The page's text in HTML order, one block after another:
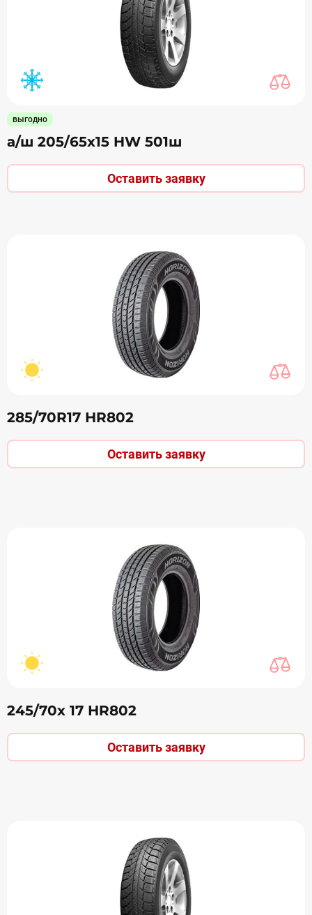
выгодно
а/ш 205/65х15 HW 501ш
Оставить заявку
285/70R17 НR802
Оставить заявку
245/70х 17 НR802
Оставить заявку